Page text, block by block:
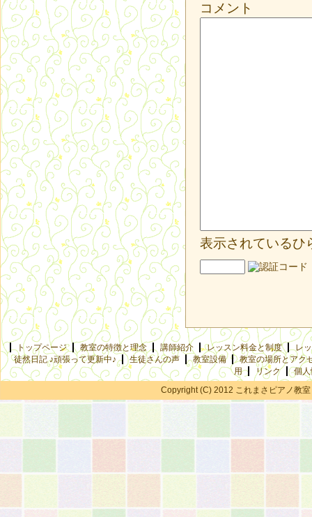
コメント
表示されているひ
トップページ 教室の特徴と理念 講師紹介 レッスン料金と制度
レ
徒然日記 ♪頑張って更新中♪
生徒さんの声 教室設備
教室の場所とアク
用
リンク
個
Copyright (C) 2012 これまさピアノ教